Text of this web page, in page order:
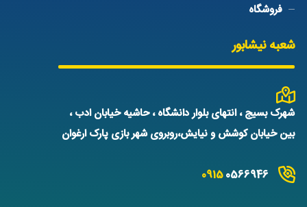
فروشگاه
شعبه نیشابور
شهرک بسیج ، انتهای بلوار دانشگاه ، حاشیه خیابان ادب ،
بین خیابان کوشش و نیایش،روبروی شهر بازی پارک ارغوان
09150566946